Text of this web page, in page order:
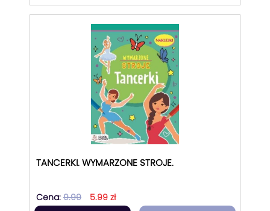
TANCERKI. WYMARZONE STROJE.
Cena: 9.99 5.99 zł